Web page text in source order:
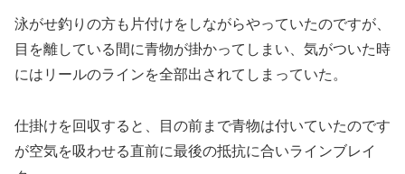
泳がせ釣りの方も片付けをしながらやっていたのですが、
目を離している間に青物が掛かってしまい、気がついた時
にはリールのラインを全部出されてしまっていた。
仕掛けを回収すると、目の前まで青物は付いていたのです
が空気を吸わせる直前に最後の抵抗に合いラインブレイ